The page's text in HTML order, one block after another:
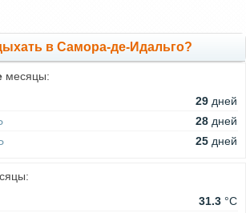
в Самора-де-Идальго?
месяцы:
29 дней
28 дней
25 дней
31.3 °C